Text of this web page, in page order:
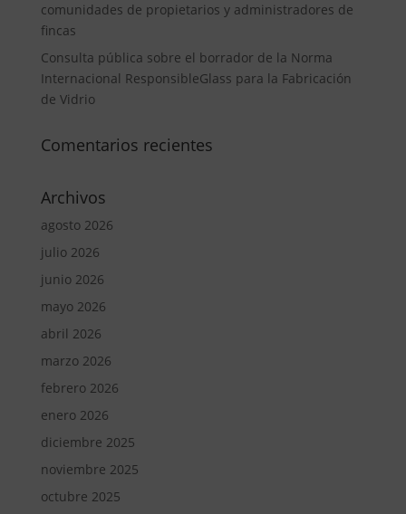
comunidades de propietarios y administradores de
fincas
Consulta pública sobre el borrador de la Norma
Internacional ResponsibleGlass para la Fabricación
de Vidrio
Comentarios recientes
Archivos
agosto 2026
julio 2026
junio 2026
mayo 2026
abril 2026
marzo 2026
febrero 2026
enero 2026
diciembre 2025
noviembre 2025
octubre 2025